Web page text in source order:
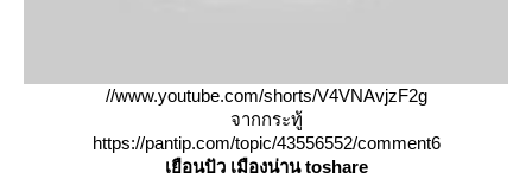
//www.youtube.com/shorts/V4VNAvjzF2g
จากกระทู้
https://pantip.com/topic/43556552/comment6
เยือนปัว เมืองน่าน toshare